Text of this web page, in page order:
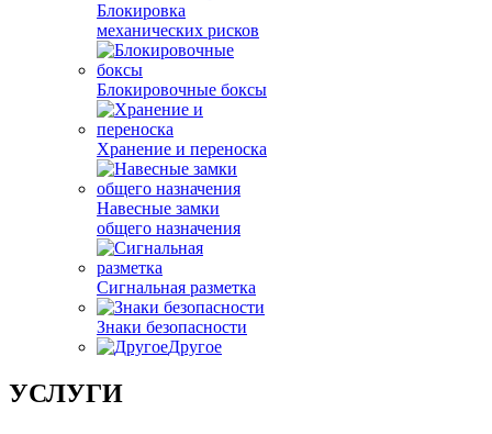
Блокировка
механических рисков
Блокировочные боксы
Хранение и переноска
Навесные замки
общего назначения
Сигнальная разметка
Знаки безопасности
Другое
УСЛУГИ